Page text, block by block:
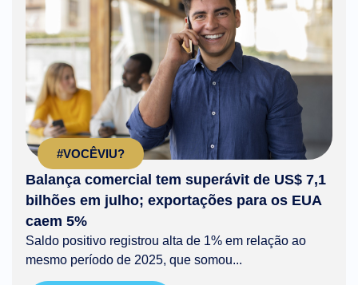
#VOCÊVIU?
Balança comercial tem superávit de US$ 7,1
bilhões em julho; exportações para os EUA
caem 5%
Saldo positivo registrou alta de 1% em relação ao
mesmo período de 2025, que somou...